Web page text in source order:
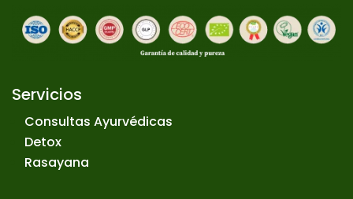
Servicios
Consultas Ayurvédicas
Detox
Rasayana